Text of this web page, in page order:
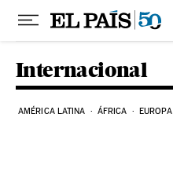
Pular para o conteúdo
Internacional
AMÉRICA LATINA ÁFRICA EUROPA